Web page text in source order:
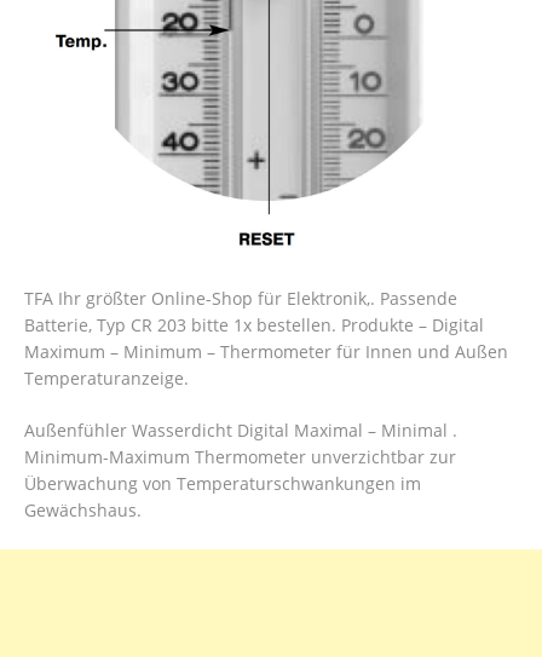
TFA Ihr größter Online-Shop für Elektronik,. Passende
Batterie, Typ CR 203 bitte 1x bestellen. Produkte – Digital
Maximum – Minimum – Thermometer für Innen und Außen
Temperaturanzeige.
Außenfühler Wasserdicht Digital Maximal – Minimal .
Minimum-Maximum Thermometer unverzichtbar zur
Überwachung von Temperaturschwankungen im
Gewächshaus.